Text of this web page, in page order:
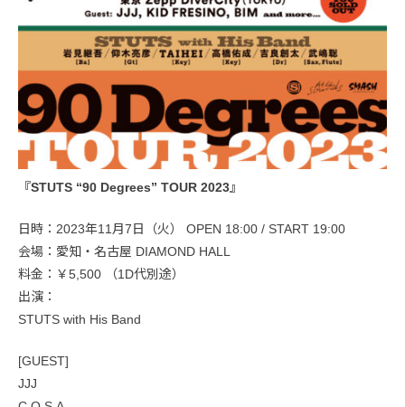
『STUTS “90 Degrees” TOUR 2023』
日時：2023年11月7日（火） OPEN 18:00 / START 19:00
会場：愛知・名古屋 DIAMOND HALL
料金：￥5,500 （1D代別途）
出演：
STUTS with His Band
[GUEST]
JJJ